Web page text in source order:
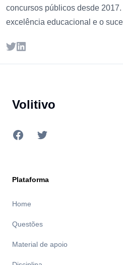
concursos públicos desde
excelência educacional e o
TwitterLinkedIn
Volitivo
Facebook
Twitter
Plataforma
Home
Questões
Material de apoio